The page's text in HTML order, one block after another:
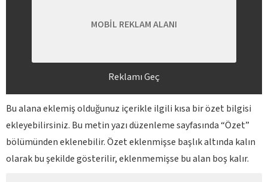
MOBİL REKLAM ALANI
Reklamı Geç
Bu alana eklemiş olduğunuz içerikle ilgili kısa bir özet bilgisi
ekleyebilirsiniz. Bu metin yazı düzenleme sayfasında “Özet”
bölümünden eklenebilir. Özet eklenmişse başlık altında kalın
olarak bu şekilde gösterilir, eklenmemişse bu alan boş kalır.